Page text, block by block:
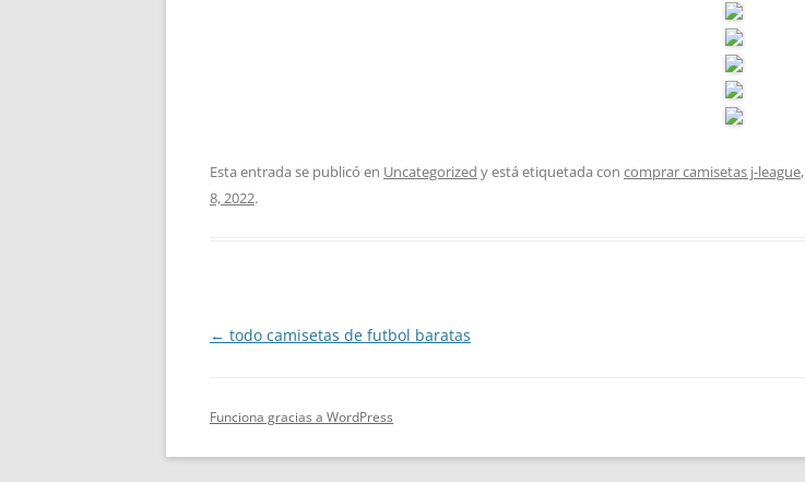
Esta entrada se publicó en Uncategorized y está etiquetada con comprar camisetas j-league,
8, 2022.
Navegación
← todo camisetas de futbol baratas
Funciona gracias a WordPress